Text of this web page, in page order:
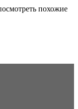
похожие